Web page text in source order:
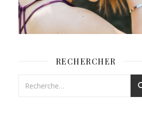
RECHERCHER